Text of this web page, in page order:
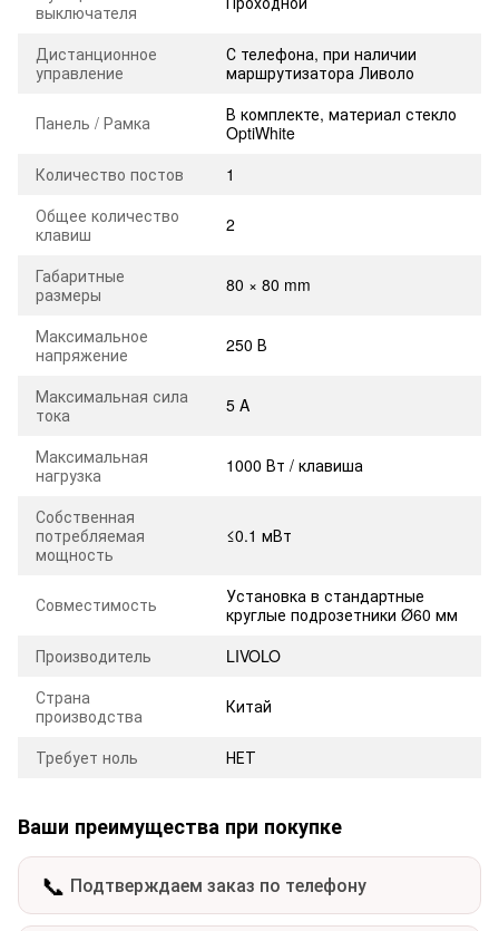
выключателя
Дистанционное
управление
С телефона, при наличии
маршрутизатора Ливоло
Панель / Рамка
В комплекте, материал стекло
OptiWhite
Количество постов
1
Общее количество
клавиш
2
Габаритные
размеры
80 × 80 mm
Максимальное
напряжение
250 В
Максимальная сила
тока
5 A
Максимальная
нагрузка
1000 Вт / клавиша
Собственная
потребляемая
мощность
≤0.1 мВт
Совместимость
Установка в стандартные
круглые подрозетники Ø60 мм
Производитель
LIVOLO
Страна
производства
Китай
Требует ноль НЕТ
Ваши преимущества при покупке
📞 Подтверждаем заказ по телефону